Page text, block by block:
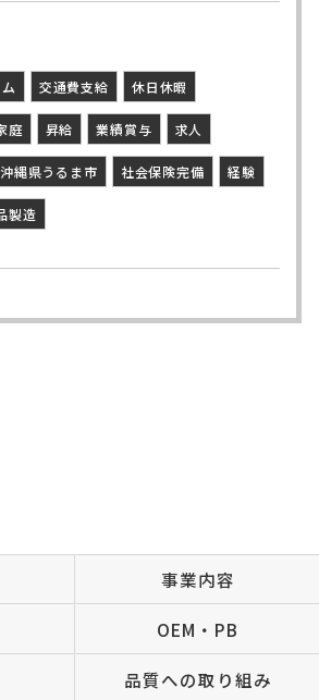
交通費支給 休日休暇
庭 昇給 業績賞与 求人
沖縄県うるま市 社会保険完備 経験
製造
事業内容
OEM・PB
品質への取り組み